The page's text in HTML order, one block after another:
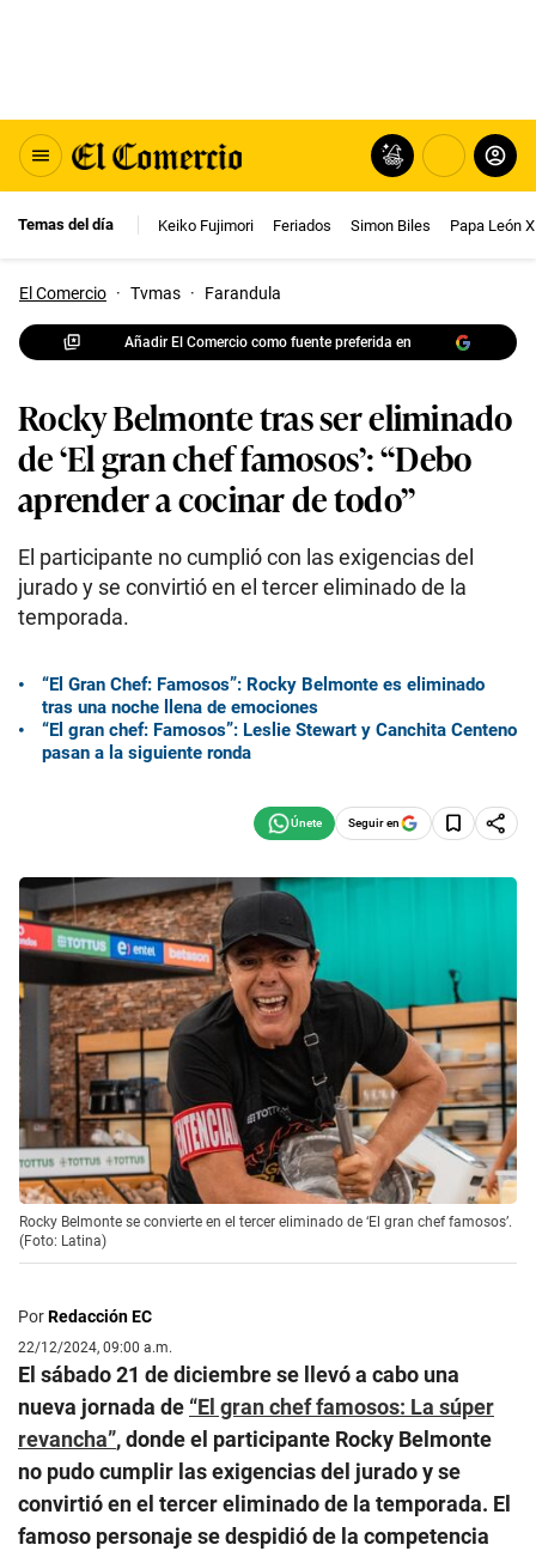
Temas del día Keiko Fujimori Feriados Simon Biles Papa León
El Comercio · Tvmas · Farandula
Añadir El Comercio como fuente preferida en
Rocky Belmonte tras ser eliminado
de ‘El gran chef famosos’: “Debo
aprender a cocinar de todo”
El participante no cumplió con las exigencias del
jurado y se convirtió en el tercer eliminado de la
temporada.
“El Gran Chef: Famosos”: Rocky Belmonte es eliminado
tras una noche llena de emociones
“El gran chef: Famosos”: Leslie Stewart y Canchita Centeno
pasan a la siguiente ronda
Seguir en
Rocky Belmonte se convierte en el tercer eliminado de ‘El gran chef famosos’.
(Foto: Latina)
PorRedacción EC
22/12/2024, 09:00 a.m.
El sábado 21 de diciembre se llevó a cabo una
nueva jornada de “El gran chef famosos: La súper
revancha”, donde el participante Rocky Belmonte
no pudo cumplir las exigencias del jurado y se
convirtió en el tercer eliminado de la temporada. El
famoso personaje se despidió de la competencia